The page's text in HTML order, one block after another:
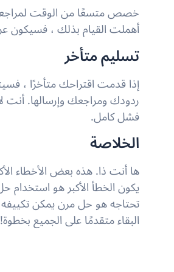
خصص متسعًا من الوقت لمراجعة
أهملت القيام بذلك ،
تسليم متأخر
إذا قدمت اقتراحك متأخرًا ،
ردودك ومراجعك وإرسالها.
فشل كامل.
الخلاصة
ها أنت ذا. هذه بعض الأخطاء
يكون الخطأ الأكبر هو استخدام
تحتاجه هو حل مرن يمكن
البقاء متقدمًا على الجميع